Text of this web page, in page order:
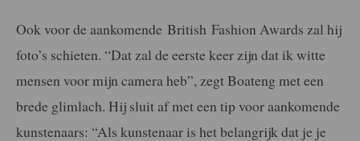
Ook voor de aankomende British Fashion Awards zal hij
foto’s schieten. “Dat zal de eerste keer zijn dat ik witte
mensen voor mijn camera heb”, zegt Boateng met een
brede glimlach. Hij sluit af met een tip voor aankomende
kunstenaars: “Als kunstenaar is het belangrijk dat je je